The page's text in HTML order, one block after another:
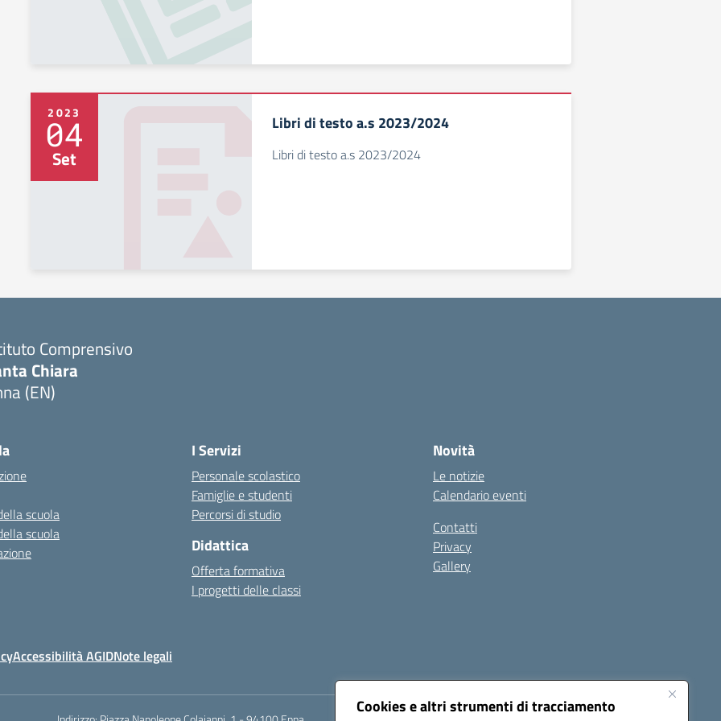
Cookies e altri strumenti di tracciamento
2023
04
Set
Libri di testo a.s 2023/2024
Libri di testo a.s 2023/2024
Comprensivo
Chiara
(EN)
scuola
scuola
I Servizi
Personale scolastico
Famiglie e studenti
Percorsi di studio
Didattica
Offerta formativa
I progetti delle classi
Novità
Le notizie
Calendario eventi
Contatti
Privacy
Gallery
Accessibilità AGIDNote legali